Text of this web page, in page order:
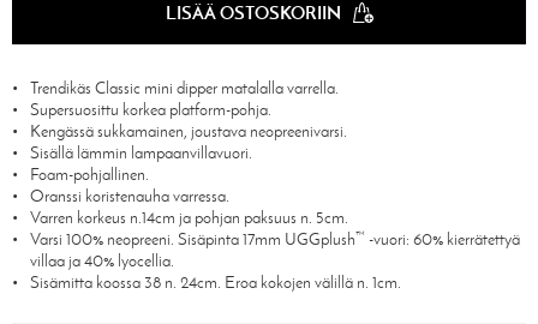
LISÄÄ OSTOSKORIIN
Trendikäs Classic mini dipper matalalla varrella.
Supersuosittu korkea platform-pohja.
Kengässä sukkamainen, joustava neopreenivarsi.
Sisällä lämmin lampaanvillavuori.
Foam-pohjallinen.
Oranssi koristenauha varressa.
Varren korkeus n.14cm ja pohjan paksuus n. 5cm.
Varsi 100% neopreeni. Sisäpinta 17mm UGGplush™ -vuori: 60% kierrätettyä
villaa ja 40% lyocellia.
Sisämitta koossa 38 n. 24cm. Eroa kokojen välillä n. 1cm.